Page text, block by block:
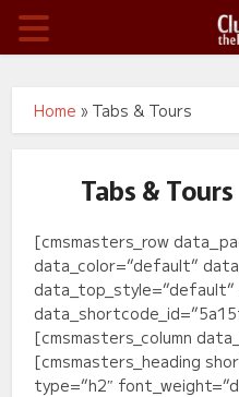
Home » Tabs & Tours
Tabs & Tours
[cmsmasters_row
data_color=”default”
data_top_style=”default”
[cmsmasters_column
[cmsmasters_heading
type=”h2″